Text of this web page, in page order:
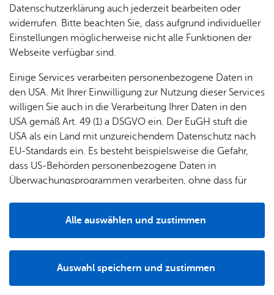
Aus­stat­tung
Das Löschgruppenfahrzeug rückt am Standort Raderach
als erstes Fahrzeug aus. Während der Anfahrt kann sich
ein Trupp (zwei Feuerwehrleute) mit Atemschutz
ausrüsten. Das Fahrzeug hat eine Pumpenleistung von
800 Litern pro Minute und einem Löschwassertank von
Datenschutzerklärung auch jederzeit bearbeiten oder
widerrufen. Bitte beachten Sie, dass aufgrund individueller
Einstellungen möglicherweise nicht alle Funktionen der
Webseite verfügbar sind.
Einige Services verarbeiten personenbezogene Daten in
den USA. Mit Ihrer Einwilligung zur Nutzung dieser Services
willigen Sie auch in die Verarbeitung Ihrer Daten in den
USA gemäß Art. 49 (1) a DSGVO ein. Der EuGH stuft die
USA als ein Land mit unzureichendem Datenschutz nach
EU-Standards ein. Es besteht beispielsweise die Gefahr,
dass US-Behörden personenbezogene Daten in
Überwachungsprogrammen verarbeiten, ohne dass für
Auswahl speichern und zustimmen
Alle auswählen und zustimmen